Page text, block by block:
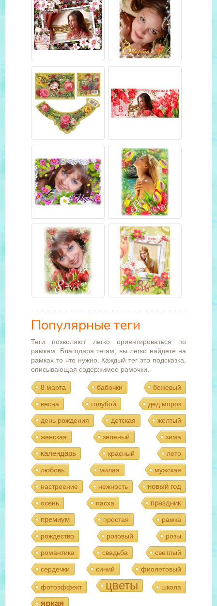
Популярные теги
Теги позволяют легко ориентироваться по
рамкам. Благодаря тегам, вы легко найдете на
рамках то что нужно. Каждый тег это подсказка,
описывающая содержимое рамочки.
8 марта бабочки бежевый
весна голубой дед мороз
день рождения детская желтый
женская зеленый зима
календарь красный лето
любовь милая мужская
настроение нежность новый год
осень пасха
праздник
премиум
простая рамка
рождество розовый розы
романтика свадьба светлый
сердечки синий фиолетовый
фотоэффект цветы школа
яркая